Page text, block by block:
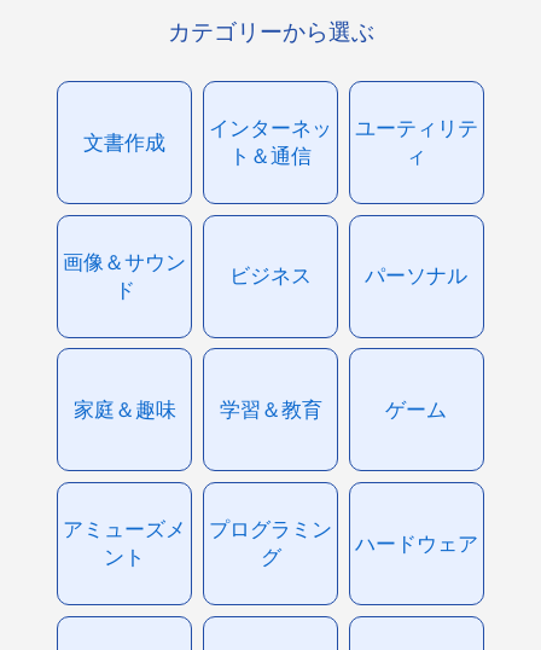
カテゴリーから選ぶ
文書作成
インターネッ
ト＆通信
ユーティリテ
ィ
画像＆サウン
ド
ビジネス パーソナル
家庭＆趣味 学習＆教育 ゲーム
アミューズメ
ント
プログラミン
グ
ハードウェア